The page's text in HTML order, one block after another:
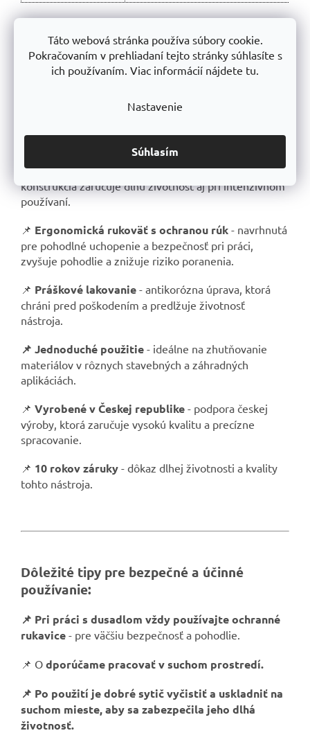
Táto webová stránka používa súbory cookie.
Pokračovaním v prehliadaní tejto stránky súhlasíte s
ich používaním. Viac informácií nájdete tu.
Nastavenie
Súhlasím
Prečo si vybrať ručnú škrtiacu klapku UBE?
Ručné dusadlo UBE je ideálnou voľbou pre tých, ktorí
urovnávanie pôdy, piesku a štrku. Toto náradie sa
odolnosť a bezpečnosť pri používaní.
📌Vysoká odolnosť a stabilita- robustná oceľová
konštrukcia zaručuje dlhú životnosť aj pri intenzívnom
používaní.
📌 Ergonomická rukoväť s ochranou rúk - navrhnutá
pre pohodlné uchopenie a bezpečnosť pri práci,
zvyšuje pohodlie a znižuje riziko poranenia.
📌 Práškové lakovanie - antikorózna úprava, ktorá
chráni pred poškodením a predlžuje životnosť
nástroja.
📌 Jednoduché použitie - ideálne na zhutňovanie
materiálov v rôznych stavebných a záhradných
aplikáciách.
📌 Vyrobené v Českej republike - podpora českej
výroby, ktorá zaručuje vysokú kvalitu a precízne
spracovanie.
📌 10 rokov záruky - dôkaz dlhej životnosti a kvality
tohto nástroja.
Dôležité tipy pre bezpečné a účinné
používanie:
📌 Pri práci s dusadlom vždy používajte ochranné
rukavice - pre väčšiu bezpečnosť a pohodlie.
📌 O dporúčame pracovať v suchom prostredí.
📌 Po použití je dobré sytič vyčistiť a uskladniť na
suchom mieste, aby sa zabezpečila jeho dlhá
životnosť.